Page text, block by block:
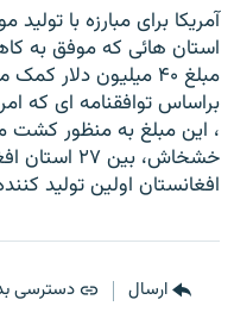
فرکانس‌ها
گزارش‌های تصویری
گزارش‌های ویدئویی
زنان فردا
English
به ما بپیوندید
آمریکا برای مبارزه با
استان هائی که موفق
مبلغ ۴۰ میلیون دلار کمک می کند.
براساس توافقنامه ای که
، این مبلغ به منظور
خشخاش، بین ۲۷ استان افغانستان تقسیم می شود.
افغانستان اولین تولید
ارسال دسترسی